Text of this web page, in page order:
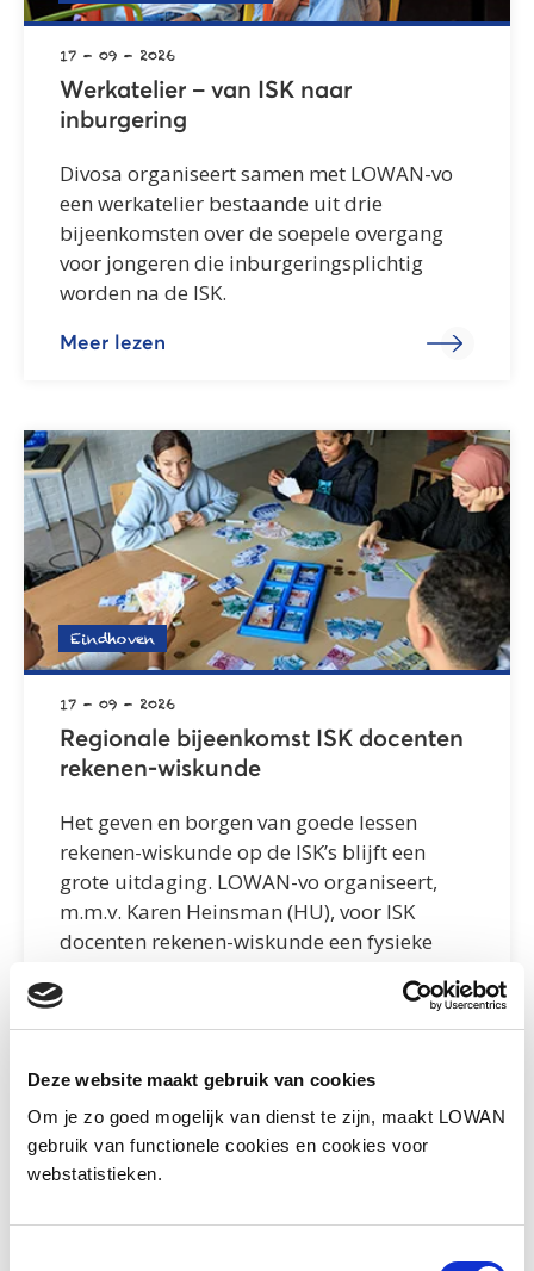
Deze website maakt gebruik van cookies
Om je zo goed mogelijk van dienst te zijn, maakt LOWAN
gebruik van functionele cookies en cookies voor
webstatistieken.
17 - 09 - 2026
Werkatelier – van ISK naar
inburgering
Divosa organiseert samen met LOWAN-vo
een werkatelier bestaande uit drie
bijeenkomsten over de soepele overgang
voor jongeren die inburgeringsplichtig
worden na de ISK.
Meer lezen
Eindhoven
17 - 09 - 2026
Regionale bijeenkomst ISK docenten
rekenen-wiskunde
Het geven en borgen van goede lessen
rekenen-wiskunde op de ISK’s blijft een
grote uitdaging. LOWAN-vo organiseert,
m.m.v. Karen Heinsman (HU), voor ISK
docenten rekenen-wiskunde een fysieke
Meld je aan!